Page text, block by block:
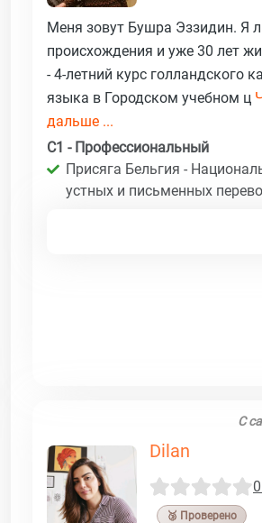
Меня зовут Бушра Эззидин. Я
происхождения и уже 30 лет
- 4-летний курс голландского
языка в Городском учебном ц
дальше ...
C1 - Профессиональный
Присяга Бельгия -
устных и письменных
С
Dilan
🥉 Проверено